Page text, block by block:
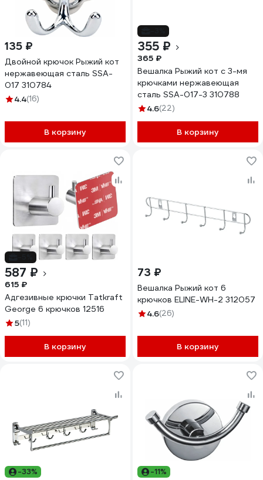
135 ₽
Двойной крючок Рыжий кот
нержавеющая сталь SSA-
017 310784
4.4(16)
В корзину
355 ₽
365 ₽
Вешалка Рыжий кот с 3-мя
крючками нержавеющая
сталь SSA-017-3 310788
4.6(22)
В корзину
587 ₽
615 ₽
Адгезивные крючки Tatkraft
George 6 крючков 12516
5(11)
В корзину
73 ₽
Вешалка Рыжий кот 6
крючков ELINE-WH-2 312057
4.6(26)
В корзину
-33% -11%